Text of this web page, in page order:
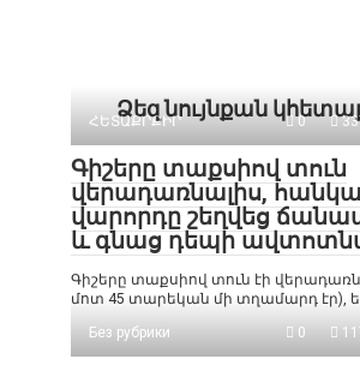
Ձեզ նույնքան
ՀԵՏԱՔՐՔԻՐ 0
Գիշերը տաքսիով տուն
վերադառնալիս,
վարորդը շեղվեց
և գնաց դեպի
Գիշերը տաքսիով տուն էի
մոտ 45 տարեկան մի տղամարդ էր),
Без рубрики
0